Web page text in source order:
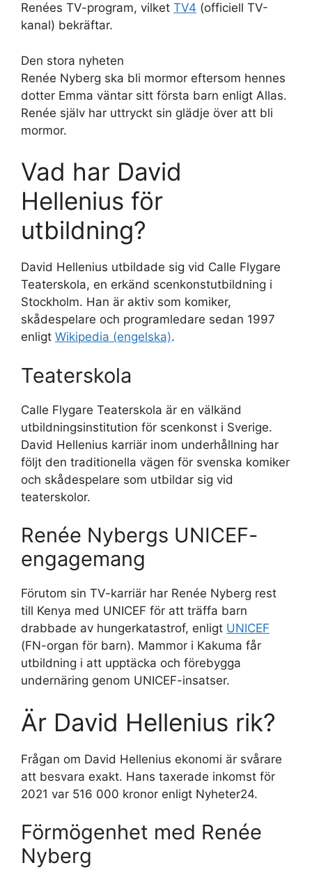
Renées TV-program, vilket TV4 (officiell TV-
kanal) bekräftar.
Den stora nyheten
Renée Nyberg ska bli mormor eftersom hennes
dotter Emma väntar sitt första barn enligt Allas.
Renée själv har uttryckt sin glädje över att bli
mormor.
Vad har David
Hellenius för
utbildning?
David Hellenius utbildade sig vid Calle Flygare
Teaterskola, en erkänd scenkonstutbildning i
Stockholm. Han är aktiv som komiker,
skådespelare och programledare sedan 1997
enligt Wikipedia (engelska).
Teaterskola
Calle Flygare Teaterskola är en välkänd
utbildningsinstitution för scenkonst i Sverige.
David Hellenius karriär inom underhållning har
följt den traditionella vägen för svenska komiker
och skådespelare som utbildar sig vid
teaterskolor.
Renée Nybergs UNICEF-
engagemang
Förutom sin TV-karriär har Renée Nyberg rest
till Kenya med UNICEF för att träffa barn
drabbade av hungerkatastrof, enligt UNICEF
(FN-organ för barn). Mammor i Kakuma får
utbildning i att upptäcka och förebygga
undernäring genom UNICEF-insatser.
Är David Hellenius rik?
Frågan om David Hellenius ekonomi är svårare
att besvara exakt. Hans taxerade inkomst för
2021 var 516 000 kronor enligt Nyheter24.
Förmögenhet med Renée
Nyberg